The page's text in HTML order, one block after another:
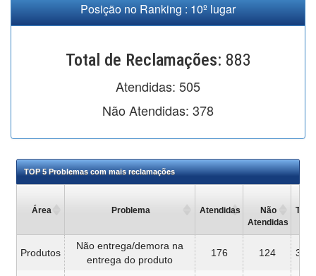
Posição no Ranking : 10º lugar
Total de Reclamações: 883
Atendidas: 505
Não Atendidas: 378
TOP 5 Problemas com mais reclamações
Área Problema Atendidas
Não
Atendidas
Total
Produtos
Não entrega/demora na
entrega do produto
176 124 300